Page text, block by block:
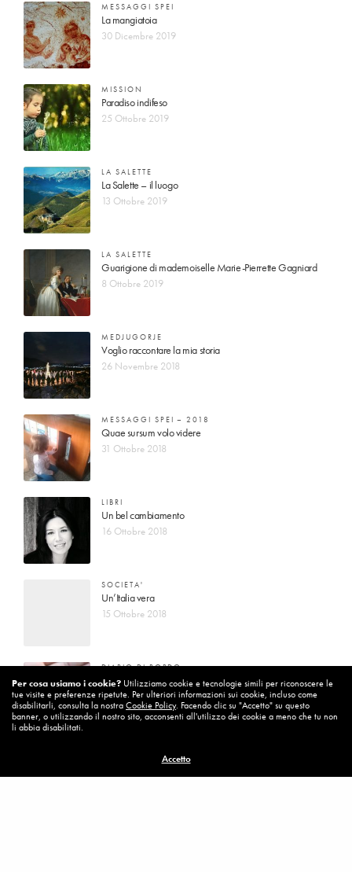
MESSAGGI SPEI
La mangiatoia
30 Dicembre 2019
MISSION
Paradiso indifeso
25 Ottobre 2019
LA SALETTE
La Salette – il luogo
13 Ottobre 2019
LA SALETTE
Guarigione di mademoiselle Marie-Pierrette Gagniard
8 Ottobre 2019
MEDJUGORJE
Voglio raccontare la mia storia
26 Novembre 2018
MESSAGGI SPEI – 2018
Quae sursum volo videre
31 Ottobre 2018
LIBRI
Un bel cambiamento
16 Ottobre 2018
SOCIETA'
Un’Italia vera
15 Ottobre 2018
DIARIO DI BORDO
La vita vince sempre
8 Ottobre 2018
Per cambiare ci vuole coraggio
8 Ottobre 2018
Per cosa usiamo i cookie? Utilizziamo cookie e tecnologie simili per riconoscere le
tue visite e preferenze ripetute. Per ulteriori informazioni sui cookie, incluso come
disabilitarli, consulta la nostraCookie Policy. Facendo clic su "Accetto" su questo
banner, o utilizzando il nostro sito, acconsenti all'utilizzo dei cookie a meno che tu non
li abbia disabilitati.
Accetto